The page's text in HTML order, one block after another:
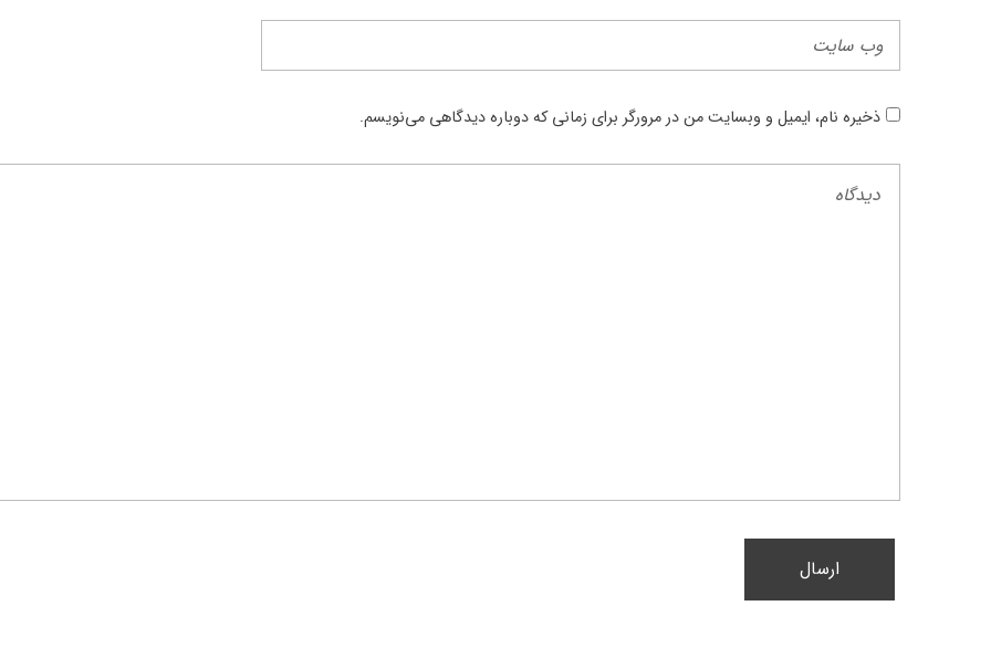
ذخیره نام، ایمیل و وبسایت من در مرورگر برای زمانی که دوباره دیدگاهی می‌نویسم.